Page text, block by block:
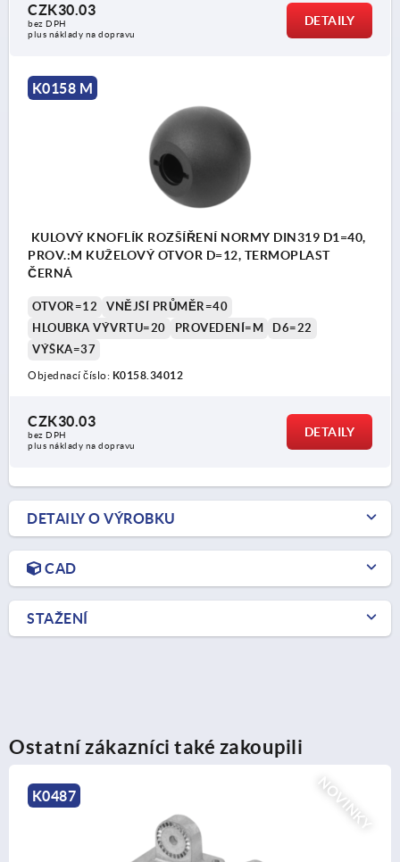
CZK30.03
bez DPH
plus náklady na dopravu
DETAILY
K0158 M
KULOVÝ KNOFLÍK ROZŠÍŘENÍ NORMY DIN319 D1=40,
PROV.:M KUŽELOVÝ OTVOR D=12, TERMOPLAST
ČERNÁ
OTVOR=12
VNĚJŠÍ PRŮMĚR=40
HLOUBKA VÝVRTU=20
PROVEDENÍ=M
D6=22
VÝŠKA=37
Objednací číslo: K0158.34012
CZK30.03
bez DPH
plus náklady na dopravu
DETAILY
DETAILY O VÝROBKU
CAD
STAŽENÍ
Ostatní zákazníci také zakoupili
NOVINKY